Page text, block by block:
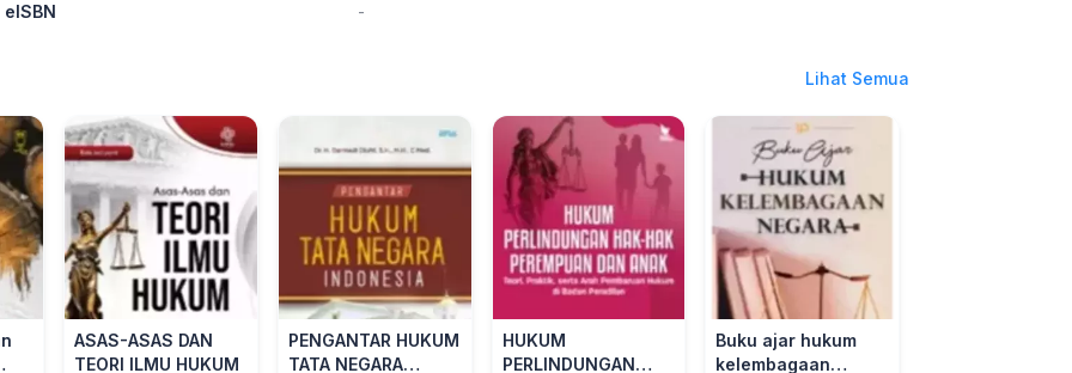
eISBN
-
Lihat Semua
ASAS-ASAS DAN
TEORI ILMU HUKUM
PENGANTAR HUKUM
TATA NEGARA
HUKUM
PERLINDUNGAN
Buku ajar hukum
kelembagaan